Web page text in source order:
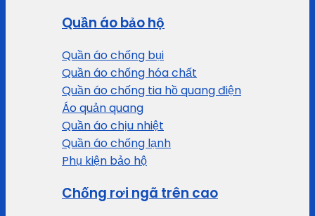
Quần áo bảo hộ
Quần áo chống bụi
Quần áo chống hóa chất
Quần áo chống tia hồ quang điện
Áo quản quang
Quần áo chịu nhiệt
Quần áo chống lạnh
Phụ kiện bảo hộ
Chống rơi ngã trên cao